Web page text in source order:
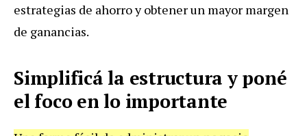
estrategias de ahorro y obtener un mayor margen
de ganancias.
Simplificá la estructura y poné
el foco en lo importante